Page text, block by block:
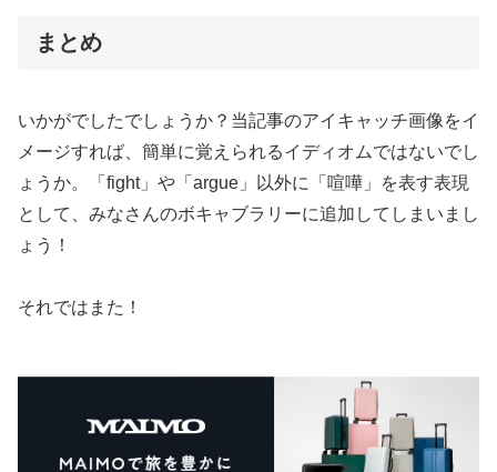
まとめ
いかがでしたでしょうか？当記事のアイキャッチ画像をイ
メージすれば、簡単に覚えられるイディオムではないでし
ょうか。「fight」や「argue」以外に「喧嘩」を表す表現
として、みなさんのボキャブラリーに追加してしまいまし
ょう！
それではまた！